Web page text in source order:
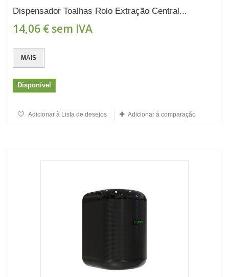
Dispensador Toalhas Rolo Extração Central...
14,06 € sem IVA
MAIS
Disponível
Adicionar à Lista de desejos Adicionar à comparação